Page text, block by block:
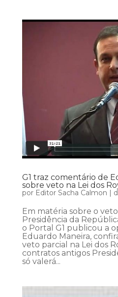
G1 traz comentário de
sobre veto na Lei dos
por Editor Sacha Calmon |
Em matéria sobre o
Presidência da
o Portal G1 publicou a
Eduardo Maneira,
veto parcial na Lei dos
contratos antigos
só valerá...